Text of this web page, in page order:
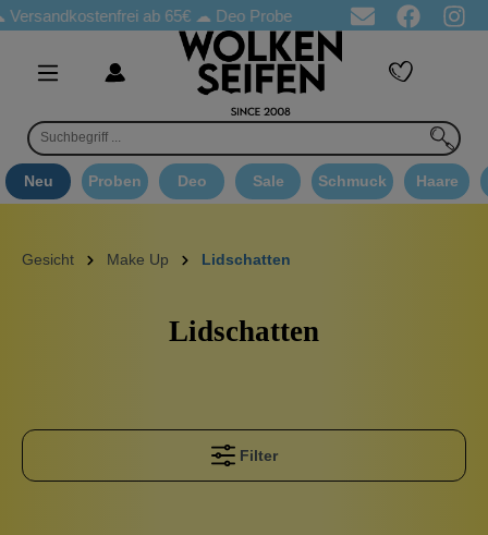
ab 65€☁ Deo Proben in jeder Bestellung ☁
Neu Proben Deo Sale Schmuck Haare
Gesicht Make Up Lidschatten
Lidschatten
Filter